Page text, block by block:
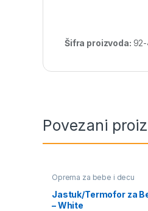
Šifra proizvoda:
Povezani
Oprema za bebe i decu
Jastuk/Termofor za
– White